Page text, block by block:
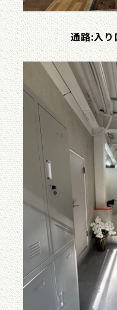
通路:入